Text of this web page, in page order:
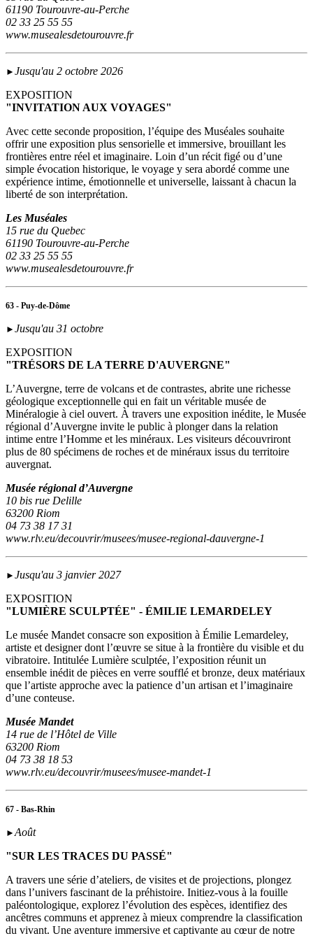
61190 Tourouvre-au-Perche
02 33 25 55 55
www.musealesdetourouvre.fr
► Jusqu'au 2 octobre 2026
EXPOSITION
"INVITATION AUX VOYAGES"
Avec cette seconde proposition, l’équipe des Muséales souhaite
offrir une exposition plus sensorielle et immersive, brouillant les
frontières entre réel et imaginaire. Loin d’un récit figé ou d’une
simple évocation historique, le voyage y sera abordé comme une
expérience intime, émotionnelle et universelle, laissant à chacun la
liberté de son interprétation.
Les Muséales
15 rue du Quebec
61190 Tourouvre-au-Perche
02 33 25 55 55
www.musealesdetourouvre.fr
63 - Puy-de-Dôme
► Jusqu'au 31 octobre
EXPOSITION
"TRÉSORS DE LA TERRE D'AUVERGNE"
L’Auvergne, terre de volcans et de contrastes, abrite une richesse
géologique exceptionnelle qui en fait un véritable musée de
Minéralogie à ciel ouvert. À travers une exposition inédite, le Musée
régional d’Auvergne invite le public à plonger dans la relation
intime entre l’Homme et les minéraux. Les visiteurs découvriront
plus de 80 spécimens de roches et de minéraux issus du territoire
auvergnat.
Musée régional d’Auvergne
10 bis rue Delille
63200 Riom
04 73 38 17 31
www.rlv.eu/decouvrir/musees/musee-regional-dauvergne-1
► Jusqu'au 3 janvier 2027
EXPOSITION
"LUMIÈRE SCULPTÉE" - ÉMILIE LEMARDELEY
Le musée Mandet consacre son exposition à Émilie Lemardeley,
artiste et designer dont l’œuvre se situe à la frontière du visible et du
vibratoire. Intitulée Lumière sculptée, l’exposition réunit un
ensemble inédit de pièces en verre soufflé et bronze, deux matériaux
que l’artiste approche avec la patience d’un artisan et l’imaginaire
d’une conteuse.
Musée Mandet
14 rue de l’Hôtel de Ville
63200 Riom
04 73 38 18 53
www.rlv.eu/decouvrir/musees/musee-mandet-1
67 - Bas-Rhin
►Août
"SUR LES TRACES DU PASSÉ"
A travers une série d’ateliers, de visites et de projections, plongez
dans l’univers fascinant de la préhistoire. Initiez-vous à la fouille
paléontologique, explorez l’évolution des espèces, identifiez des
ancêtres communs et apprenez à mieux comprendre la classification
du vivant. Une aventure immersive et captivante au cœur de notre